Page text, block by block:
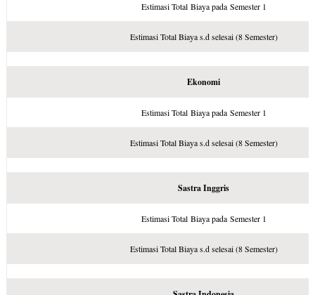
Estimasi Total Biaya pada Semester 1
Estimasi Total Biaya s.d selesai (8 Semester)
Ekonomi
Estimasi Total Biaya pada Semester 1
Estimasi Total Biaya s.d selesai (8 Semester)
Sastra Inggris
Estimasi Total Biaya pada Semester 1
Estimasi Total Biaya s.d selesai (8 Semester)